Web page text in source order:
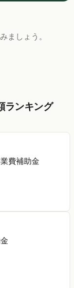
ましょう。
ランキング
費補助金